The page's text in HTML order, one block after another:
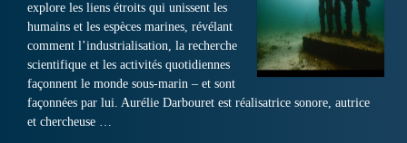
explore les liens étroits qui unissent les
humains et les espèces marines, révélant
comment l’industrialisation, la recherche
scientifique et les activités quotidiennes
façonnent le monde sous-marin – et sont
façonnées par lui. Aurélie Darbouret est réalisatrice sonore, autrice
et chercheuse …